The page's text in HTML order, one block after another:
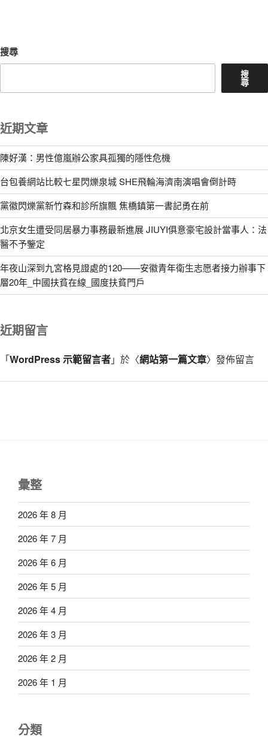
搜尋
搜
尋
近期文章
陳好漢：男性億嵐辦公家具孤獨的隱性危機
台包養網站比較七星閃爍泉城 SHE飛輪海濟南演唱會倒計時
黨徽閃爍黨新竹森和診所旗飄 焦橋鎮第一書記勇在前
北京女生遭受同居暴力事務最新進展 JIUYI俱意豪宅設計當事人：法
醫不予鑒定
年夜山深到九宮格見證處的120——安徽青年衛生志愿者接力辦事下
層20年_中國扶貧在線_國度扶貧門戶
近期留言
「WordPress 示範留言者」於〈網站第一篇文章〉發佈留言
彙整
2026 年 8 月
2026 年 7 月
2026 年 6 月
2026 年 5 月
2026 年 4 月
2026 年 3 月
2026 年 2 月
2026 年 1 月
分類